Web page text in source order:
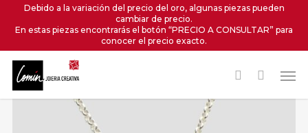
content
Debido a la variación del precio del oro, algunas piezas pueden
cambiar de precio.
En estas piezas encontrarás el botón “PRECIO A CONSULTAR” para
conocer el precio exacto.